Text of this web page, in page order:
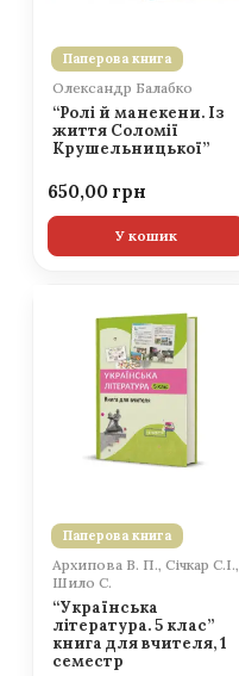
Паперова книга
Олександр Балабко
“Ролі й манекени. Із
життя Соломії
Крушельницької”
650,00
У кошик
Паперова книга
Архипова В. П., Січкар С.І.,
Шило С.
“Українська
література. 5 клас”
книга для вчителя, 1
семестр